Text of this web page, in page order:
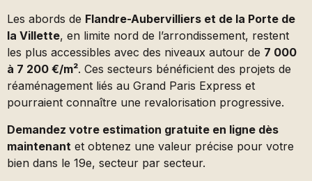
Les abords de Flandre-Aubervilliers et de la Porte de
la Villette, en limite nord de l’arrondissement, restent
les plus accessibles avec des niveaux autour de 7 000
à 7 200 €/m². Ces secteurs bénéficient des projets de
réaménagement liés au Grand Paris Express et
pourraient connaître une revalorisation progressive.
Demandez votre estimation gratuite en ligne dès
maintenant et obtenez une valeur précise pour votre
bien dans le 19e, secteur par secteur.